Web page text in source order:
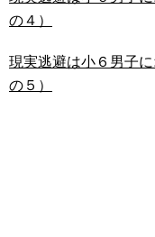
の４）
現実逃避は小６男子
の５）